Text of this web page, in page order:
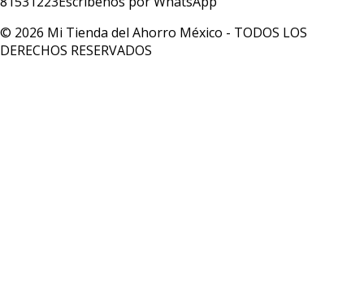
© 2026 Mi Tienda del Ahorro México - TODOS LOS
DERECHOS RESERVADOS